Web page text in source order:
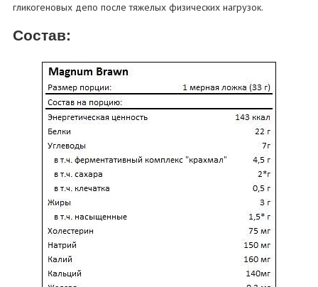
гликогеновых депо после тяжелых физических нагрузок.
Состав: